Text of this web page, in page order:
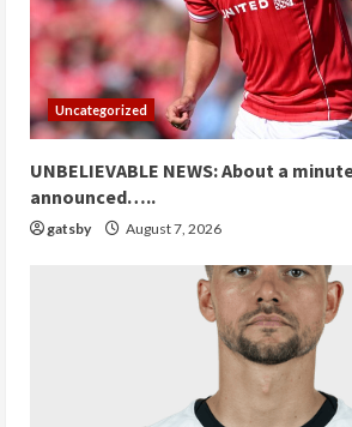
Uncategorized
UNBELIEVABLE NEWS: About a
announced…..
gatsby August 7, 2026